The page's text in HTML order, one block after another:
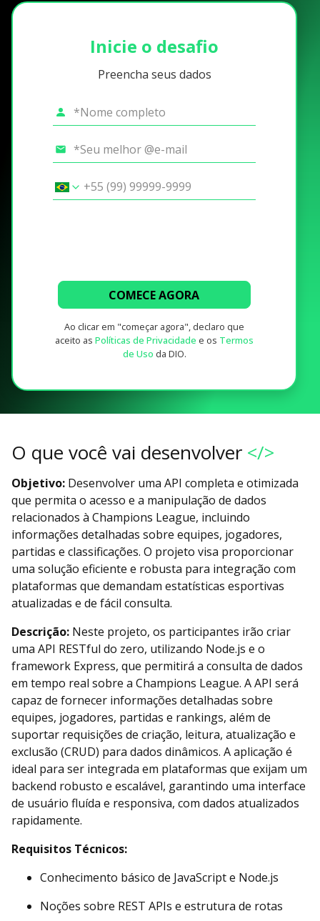
Inicie o desafio
Preencha seus dados
COMECE AGORA
Ao clicar em "começar agora", declaro que
aceito as Políticas de Privacidade e os Termos
de Uso da DIO.
O que você vai desenvolver </>
Objetivo: Desenvolver uma API completa e otimizada
que permita o acesso e a manipulação de dados
relacionados à Champions League, incluindo
informações detalhadas sobre equipes, jogadores,
partidas e classificações. O projeto visa proporcionar
uma solução eficiente e robusta para integração com
plataformas que demandam estatísticas esportivas
atualizadas e de fácil consulta.
Descrição: Neste projeto, os participantes irão criar
uma API RESTful do zero, utilizando Node.js e o
framework Express, que permitirá a consulta de dados
em tempo real sobre a Champions League. A API será
capaz de fornecer informações detalhadas sobre
equipes, jogadores, partidas e rankings, além de
suportar requisições de criação, leitura, atualização e
exclusão (CRUD) para dados dinâmicos. A aplicação é
ideal para ser integrada em plataformas que exijam um
backend robusto e escalável, garantindo uma interface
de usuário fluída e responsiva, com dados atualizados
rapidamente.
Requisitos Técnicos:
Conhecimento básico de JavaScript e Node.js
Noções sobre REST APIs e estrutura de rotas